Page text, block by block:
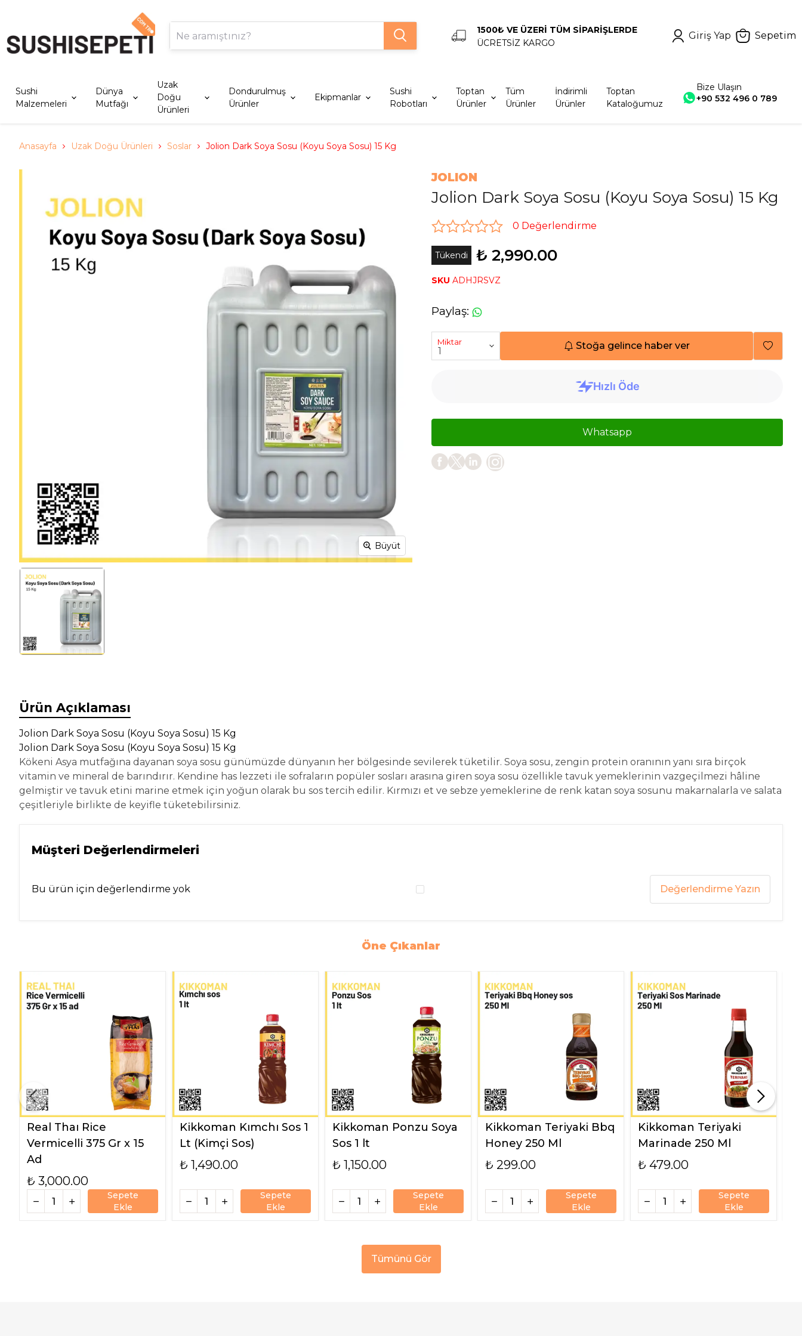
1500₺ VE ÜZERİ TÜM SİPARİŞLERDE
ÜCRETSİZ KARGO
Giriş Yap Sepetim
Sushi
Malzemeleri
Dünya
Mutfağı
Uzak
Doğu
Ürünleri
Dondurulmuş
Ürünler
Ekipmanlar
Sushi
Robotları
Toptan
Ürünler
Tüm
Ürünler
İndirimli
Ürünler
Toptan
Kataloğumuz
Bize Ulaşın
+90 532 496 0 789
Anasayfa Uzak Doğu Ürünleri Soslar Jolion Dark Soya Sosu (Koyu Soya Sosu) 15 Kg
Büyüt
JOLION
Jolion Dark Soya Sosu (Koyu Soya Sosu) 15 Kg
0 Değerlendirme
Tükendi ₺ 2,990.00
SKU ADHJRSVZ
Paylaş:
Miktar Stoğa gelince haber ver
Whatsapp
Ürün Açıklaması
Jolion Dark Soya Sosu (Koyu Soya Sosu) 15 Kg
Jolion Dark Soya Sosu (Koyu Soya Sosu) 15 Kg
Kökeni Asya mutfağına dayanan soya sosu günümüzde dünyanın her bölgesinde sevilerek tüketilir. Soya sosu, zengin protein oranının yanı sıra birçok
vitamin ve mineral de barındırır. Kendine has lezzeti ile sofraların popüler sosları arasına giren soya sosu özellikle tavuk yemeklerinin vazgeçilmezi hâline
gelmiştir ve tavuk etini marine etmek için yoğun olarak bu sos tercih edilir. Kırmızı et ve sebze yemeklerine de renk katan soya sosunu makarnalarla ve salata
çeşitleriyle birlikte de keyifle tüketebilirsiniz.
Müşteri Değerlendirmeleri
Bu ürün için değerlendirme yok Değerlendirme Yazın
Öne Çıkanlar
Real Thaı Rice
Vermicelli 375 Gr x 15
Ad
₺ 3,000.00
Sepete
Ekle
Kikkoman Kımchı Sos 1
Lt (Kimçi Sos)
₺ 1,490.00
Sepete
Ekle
Kikkoman Ponzu Soya
Sos 1 lt
₺ 1,150.00
Sepete
Ekle
Kikkoman Teriyaki Bbq
Honey 250 Ml
₺ 299.00
Sepete
Ekle
Kikkoman Teriyaki
Marinade 250 Ml
₺ 479.00
Sepete
Ekle
Tümünü Gör